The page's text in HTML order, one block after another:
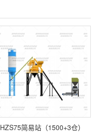
HZS75简易站（1500+3仓）